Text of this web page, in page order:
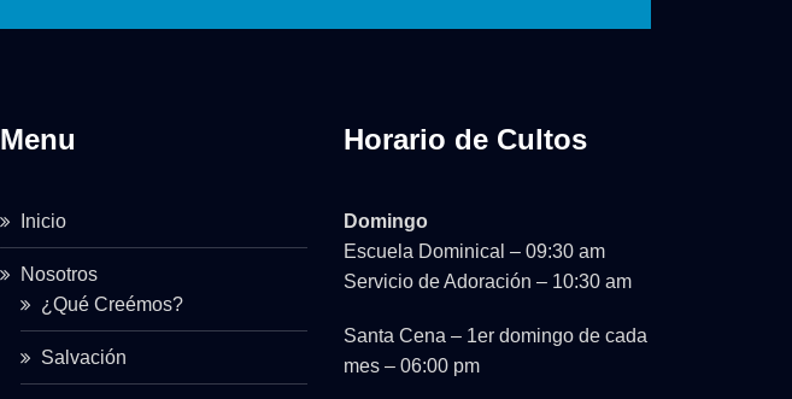
Menu
Inicio
Nosotros
¿Qué Creémos?
Salvación
Horario de Cultos
Domingo
Escuela Dominical – 09:30 am
Servicio de Adoración – 10:30 am
Santa Cena – 1er domingo de cada
mes – 06:00 pm